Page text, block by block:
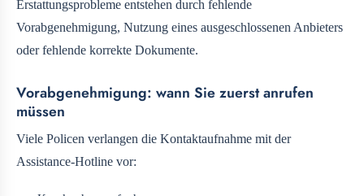
Erstattungsprobleme entstehen durch fehlende
Vorabgenehmigung, Nutzung eines ausgeschlossenen Anbieters
oder fehlende korrekte Dokumente.
Vorabgenehmigung: wann Sie zuerst anrufen
müssen
Viele Policen verlangen die Kontaktaufnahme mit der
Assistance-Hotline vor: